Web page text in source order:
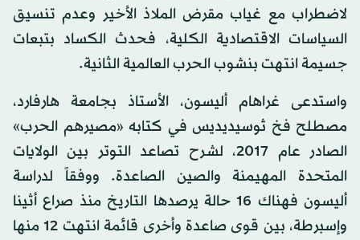
لاضطراب مع غياب مقرض الملاذ الأخير وعدم تنسيق
السياسات الاقتصادية الكلية، فحدث الكساد بتبعات
جسيمة انتهت بنشوب الحرب العالمية الثانية.
واستدعى غراهام أليسون، الأستاذ بجامعة هارفارد،
مصطلح فخ ثوسيديديس في كتابه «مصيرهم الحرب»
الصادر عام 2017، لشرح تصاعد التوتر بين الولايات
المتحدة المهيمنة والصين الصاعدة. ووفقاً لدراسة
أليسون فهناك 16 حالة يرصدها التاريخ منذ صراع أثينا
وإسبرطة، بين قوى صاعدة وأخرى قائمة انتهت 12 منها